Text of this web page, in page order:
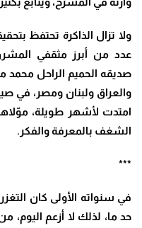
ولا تزال الذاكرة تحتفظ
عدد من أبرز مثقفي
صديقه الحميم الراحل محمد
امتدت لأشهر طويلة،
الشغف بالمعرفة والفكر.
***
في سنواته الأولى كان
حد ما، لذلك لا أزعم اليوم،